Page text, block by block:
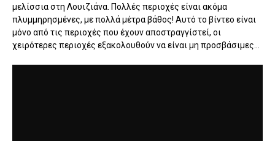
μελίσσια στη Λουιζιάνα. Πολλές περιοχές είναι ακόμα
πλυμμηρησμένες, με πολλά μέτρα βάθος! Αυτό το βίντεο είναι
μόνο από τις περιοχές που έχουν αποστραγγίστεί, οι
χειρότερες περιοχές εξακολουθούν να είναι μη προσβάσιμες...